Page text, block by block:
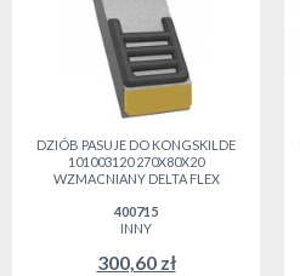
DZIÓB PASUJE DO KONGSKILDE
101003120 270X80X20
WZMACNIANY DELTA FLEX
400715
INNY
300,60 zł